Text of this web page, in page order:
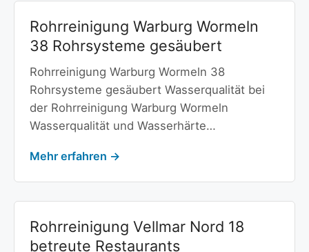
Rohrreinigung Warburg Wormeln
38 Rohrsysteme gesäubert
Rohrreinigung Warburg Wormeln 38
Rohrsysteme gesäubert Wasserqualität bei
der Rohrreinigung Warburg Wormeln
Wasserqualität und Wasserhärte…
Mehr erfahren →
Rohrreinigung Vellmar Nord 18
betreute Restaurants